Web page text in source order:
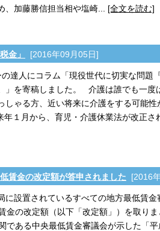
、加藤勝信担当相や塩崎... [全文を読む]
金」 [2016年09月05日]
達人にコラム「現役世代に切実な問題
」を寄稿しました。 介護は誰でも一度
しゃる方、近い将来に介護をする可能性
１月から、育児・介護休業法が改正さ
賃金の改定額が答申されました [2016
に設置されているすべての地方最低賃
金の改定額（以下「改定額」）を取り
である中央最低賃金審議会が示した「